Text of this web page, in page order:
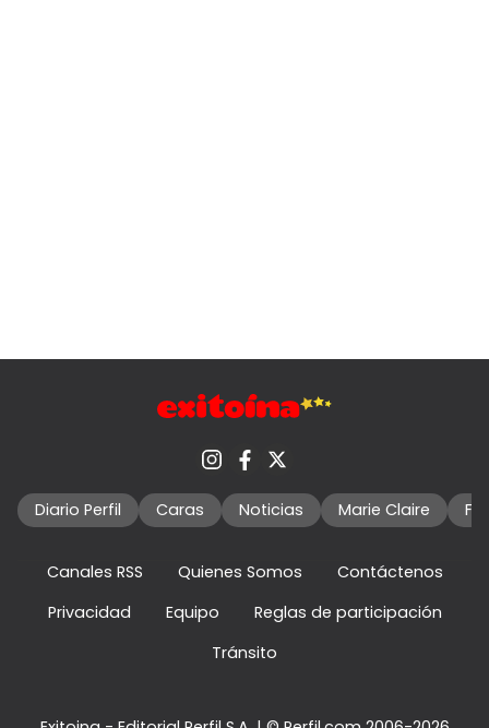
Diario Perfil Caras Noticias Marie Claire
Canales RSS Quienes Somos
Contáctenos
Privacidad
Equipo
Reglas de participación
Tránsito